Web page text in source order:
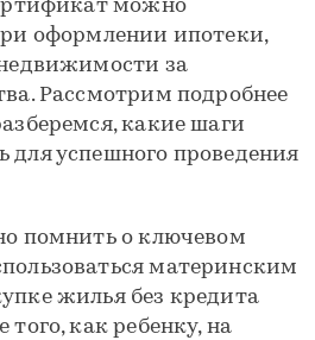
можно
оформлении ипотеки,
за
Рассмотрим подробнее
какие шаги
успешного проведения
помнить о ключевом
материнским
жилья без кредита
как ребенку, на